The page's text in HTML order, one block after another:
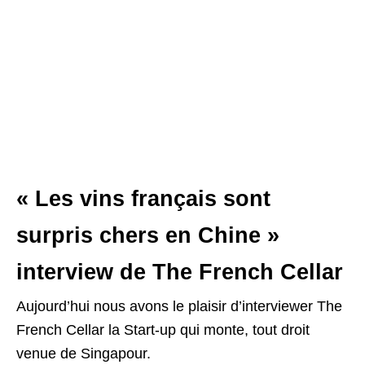
« Les vins français sont
surpris chers en Chine »
interview de The French Cellar
Aujourd’hui nous avons le plaisir d’interviewer The
French Cellar la Start-up qui monte, tout droit
venue de Singapour.